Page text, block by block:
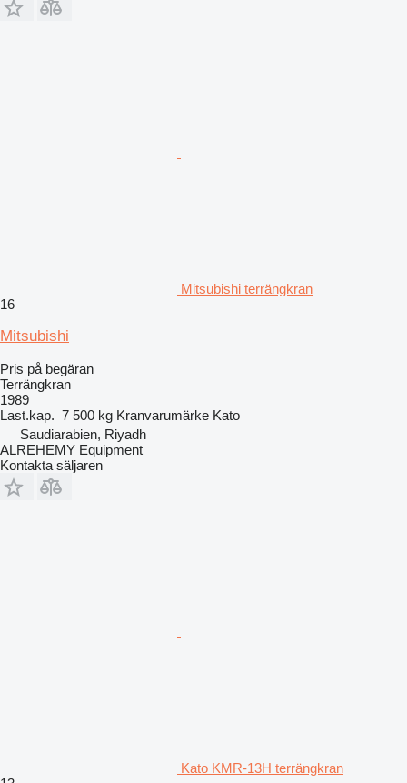
Mitsubishi terrängkran
16
Mitsubishi
Pris på begäran
Terrängkran
1989
Last.kap. 7 500 kg Kranvarumärke Kato
Saudiarabien, Riyadh
ALREHEMY Equipment
Kontakta säljaren
Kato KMR-13H terrängkran